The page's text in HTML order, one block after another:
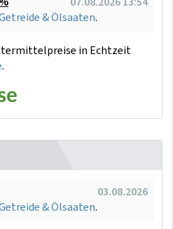
& Ölsaaten.
in Echtzeit
.
03.08.2026
& Ölsaaten.